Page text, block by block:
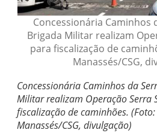
Concessionária Caminhos
Brigada Militar realizam
para fiscalização de
Manassés/CSG,
Concessionária Caminhos da
Militar realizam Operação Serra
fiscalização de caminhões.
Manassés/CSG, divulgação)